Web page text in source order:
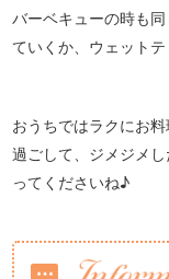
バーベキューの時も
ていくか、ウェット
おうちではラクにお
過ごして、ジメジメ
ってくださいね♪